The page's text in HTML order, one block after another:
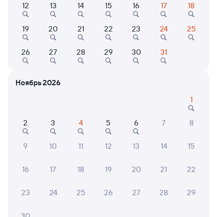
Выберите дату
012А Проходящий Двухэтажный 8,5
Санкт-Петербург Ладож.
Санкт-Петербург
22:30 14:48
16 ч 18 м в пути
Маршрут
Купе
Найдём билет на поезд за вас
12 13 14 15 16 17 18
19 20 21 22 23 24 25
26 27 28 29 30 31
Ноябрь 2026
1
2 3 4 5 6 7 8
9 10 11 12 13 14 15
16 17 18 19 20 21 22
23 24 25 26 27 28 29